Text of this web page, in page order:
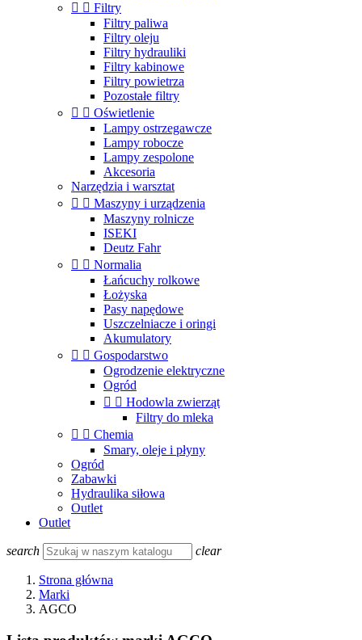
  Filtry
Filtry paliwa
Filtry oleju
Filtry hydrauliki
Filtry kabinowe
Filtry powietrza
Pozostałe filtry
  Oświetlenie
Lampy ostrzegawcze
Lampy robocze
Lampy zespolone
Akcesoria
Narzędzia i warsztat
  Maszyny i urządzenia
Maszyny rolnicze
ISEKI
Deutz Fahr
  Normalia
Łańcuchy rolkowe
Łożyska
Pasy napędowe
Uszczelniacze i oringi
Akumulatory
  Gospodarstwo
Ogrodzenie elektryczne
Ogród
  Hodowla zwierząt
Filtry do mleka
  Chemia
Smary, oleje i płyny
Ogród
Zabawki
Hydraulika siłowa
Outlet
Outlet
search clear
Strona główna
Marki
AGCO